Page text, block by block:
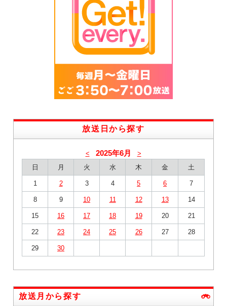
放送日から探す
< 2025年6月
>
日
月 火 水 木 金 土
1 2 3 4 5 6 7
8 9 10 11 12 13 14
15 16 17 18 19 20 21
22 23 24 25 26 27 28
29 30
放送月から探す